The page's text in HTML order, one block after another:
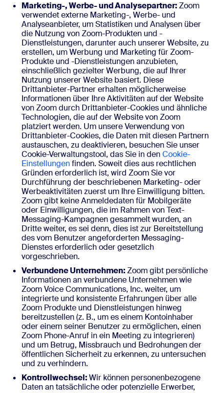
Marketing-, Werbe- und Analysepartner:Zoom
verwendet externe Marketing-, Werbe- und
Analyseanbieter, um Statistiken und Analysen über
die Nutzung von Zoom-Produkten und -
Dienstleistungen, darunter auch unserer Website, zu
erstellen, um Werbung und Marketing für Zoom-
Produkte und -Dienstleistungen anzubieten,
einschließlich gezielter Werbung, die auf Ihrer
Nutzung unserer Website basiert. Diese
Drittanbieter-Partner erhalten möglicherweise
Informationen über Ihre Aktivitäten auf der Website
von Zoom durch Drittanbieter-Cookies und ähnliche
Technologien, die auf der Website von Zoom
platziert werden. Um unsere Verwendung von
Drittanbieter-Cookies, die Daten mit diesen Partnern
austauschen, zu deaktivieren, besuchen Sie unser
Cookie-Verwaltungstool, das Sie in denCookie-
Einstellungenfinden. Soweit dies aus rechtlichen
Gründen erforderlich ist, wird Zoom Sie vor
Durchführung der beschriebenen Marketing- oder
Werbeaktivitäten zuerst um Ihre Einwilligung bitten.
Zoom gibt keine Anmeldedaten für Mobilgeräte
oder Einwilligungen, die im Rahmen von Text-
Messaging-Kampagnen gesammelt wurden, an
Dritte weiter, es sei denn, dies ist zur Bereitstellung
des vom Benutzer angeforderten Messaging-
Dienstes erforderlich oder gesetzlich
vorgeschrieben.
Verbundene Unternehmen:Zoom gibt persönliche
Informationen an verbundene Unternehmen wie
Zoom Voice Communications, Inc. weiter, um
integrierte und konsistente Erfahrungen über alle
Zoom Produkte und Dienstleistungen hinweg
bereitzustellen (z. B., um es einem Kontoinhaber
oder einem seiner Benutzer zu ermöglichen, einen
Zoom Phone-Anruf in ein Meeting zu integrieren)
und um Betrug, Missbrauch und Bedrohungen der
öffentlichen Sicherheit zu erkennen, zu untersuchen
und zu verhindern.
Kontrollwechsel:Wir können personenbezogene
Daten an tatsächliche oder potenzielle Erwerber,